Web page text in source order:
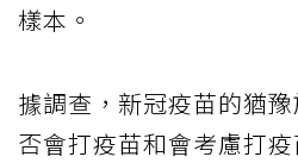
樣本。
據調查，新冠疫苗的猶
否會打疫苗和會考慮打